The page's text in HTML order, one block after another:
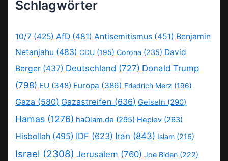
Schlagwörter
10/7 (425) AfD (481) Antisemitismus (451) Benjamin
Netanjahu (483) CDU (195) Corona (235) David
Berger (437) Deutschland (727) Donald Trump
(798) EU (348) Europa (386) Friedrich Merz (196)
Gaza (580) Gazastreifen (636) Geiseln (290)
Hamas (1276) haOlam.de (295) Heplev (263)
Hisbollah (495) IDF (623) Iran (843) Islam (216)
Israel (2308) Jerusalem (760) Joe Biden (222)